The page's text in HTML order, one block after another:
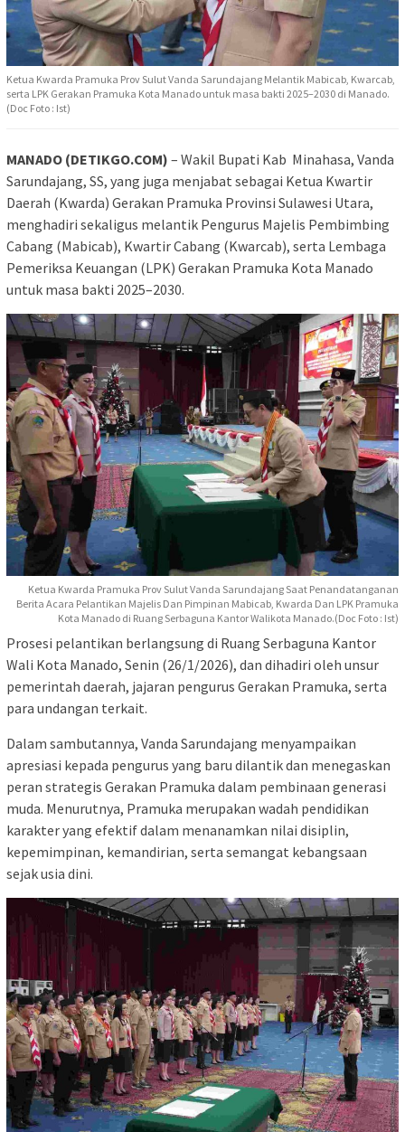
Ketua Kwarda Pramuka Prov Sulut Vanda Sarundajang Melantik Mabicab, Kwarcab,
serta LPK Gerakan Pramuka Kota Manado untuk masa bakti 2025–2030 di Manado.
(Doc Foto : Ist)
MANADO (DETIKGO.COM) – Wakil Bupati Kab Minahasa, Vanda
Sarundajang, SS, yang juga menjabat sebagai Ketua Kwartir
Daerah (Kwarda) Gerakan Pramuka Provinsi Sulawesi Utara,
menghadiri sekaligus melantik Pengurus Majelis Pembimbing
Cabang (Mabicab), Kwartir Cabang (Kwarcab), serta Lembaga
Pemeriksa Keuangan (LPK) Gerakan Pramuka Kota Manado
untuk masa bakti 2025–2030.
Ketua Kwarda Pramuka Prov Sulut Vanda Sarundajang Saat Penandatanganan
Berita Acara Pelantikan Majelis Dan Pimpinan Mabicab, Kwarda Dan LPK Pramuka
Kota Manado di Ruang Serbaguna Kantor Walikota Manado.(Doc Foto : Ist)
Prosesi pelantikan berlangsung di Ruang Serbaguna Kantor
Wali Kota Manado, Senin (26/1/2026), dan dihadiri oleh unsur
pemerintah daerah, jajaran pengurus Gerakan Pramuka, serta
para undangan terkait.
Dalam sambutannya, Vanda Sarundajang menyampaikan
apresiasi kepada pengurus yang baru dilantik dan menegaskan
peran strategis Gerakan Pramuka dalam pembinaan generasi
muda. Menurutnya, Pramuka merupakan wadah pendidikan
karakter yang efektif dalam menanamkan nilai disiplin,
kepemimpinan, kemandirian, serta semangat kebangsaan
sejak usia dini.